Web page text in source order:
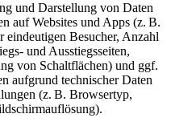
und Darstellung von Daten
auf Websites und Apps (z. B.
eindeutigen Besucher, Anzahl
und Ausstiegsseiten,
von Schaltflächen) und ggf.
aufgrund technischer Daten
(z. B. Browsertyp,